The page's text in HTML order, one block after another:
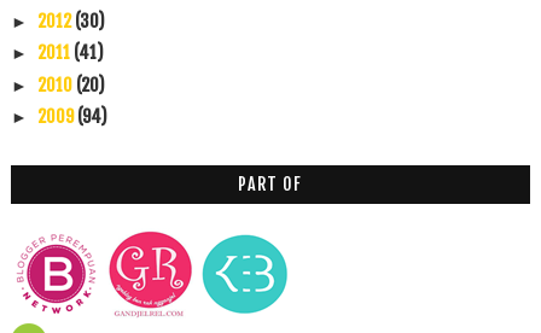
► 2012(30)
► 2011 (41)
► 2010 (20)
► 2009(94)
PART OF